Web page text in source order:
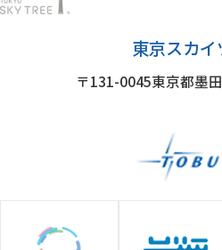
東京スカイ
〒131-0045東京都墨